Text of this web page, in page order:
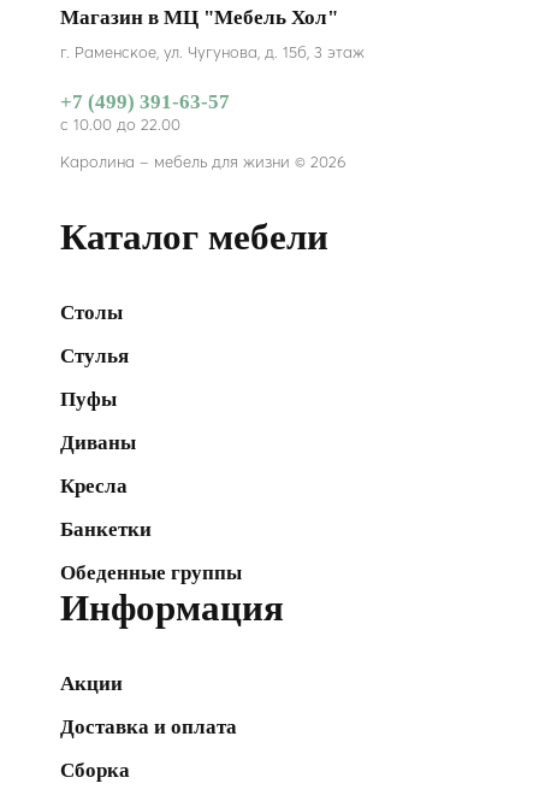
Магазин в МЦ "Мебель Хол"
г. Раменское, ул. Чугунова, д. 15б, 3 этаж
+7 (499) 391-63-57
с 10.00 до 22.00
Каролина – мебель для жизни © 2026
Каталог мебели
Столы
Стулья
Пуфы
Диваны
Кресла
Банкетки
Обеденные группы
Информация
Акции
Доставка и оплата
Сборка